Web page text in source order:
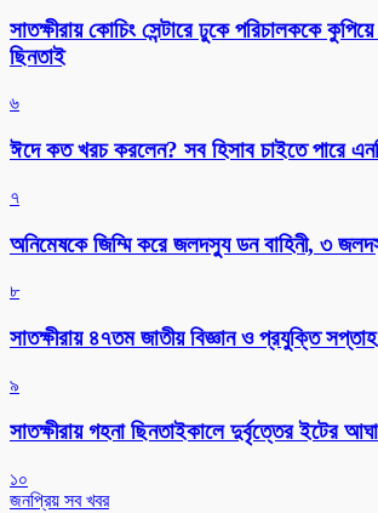
সাতক্ষীরায় কোচিং সেন্টারে ঢুকে পরিচালককে
ছিনতাই
৬
ঈদে কত খরচ করলেন? সব হিসাব চাইতে পারে
৭
অনিমেষকে জিম্মি করে জলদস্যু ডন বাহিনী, ৩
৮
সাতক্ষীরায় ৪৭তম জাতীয় বিজ্ঞান ও প্রযুক্তি
৯
সাতক্ষীরায় গহনা ছিনতাইকালে দুর্বৃত্তের ইটের
১০
জনপ্রিয় সব খবর